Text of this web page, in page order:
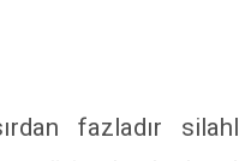
fazladır